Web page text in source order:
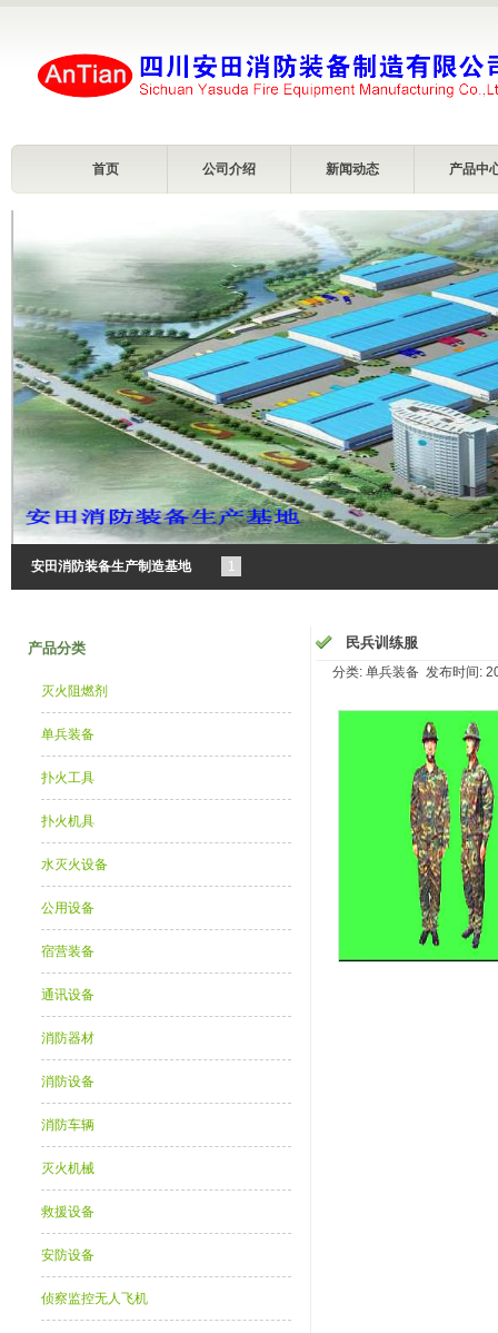
首页 公司介绍 新闻动态 产品中
安田消防装备生产制造基地 1
产品分类
灭火阻燃剂
单兵装备
扑火工具
扑火机具
水灭火设备
公用设备
宿营装备
通讯设备
消防器材
消防设备
消防车辆
灭火机械
救援设备
安防设备
侦察监控无人飞机
民兵训练服
分类: 单兵装备 发布时间: